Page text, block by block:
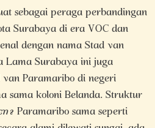
sebagai peraga perbandingan
Surabaya di era VOC dan
dengan nama Stad van
Lama Surabaya ini juga
Paramaribo di negeri
sama koloni Belanda. Struktur
sama seperti